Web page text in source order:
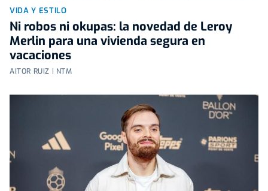
VIDA Y ESTILO
Ni robos ni okupas: la novedad de Leroy
Merlin para una vivienda segura en
vacaciones
AITOR RUIZ | NTM